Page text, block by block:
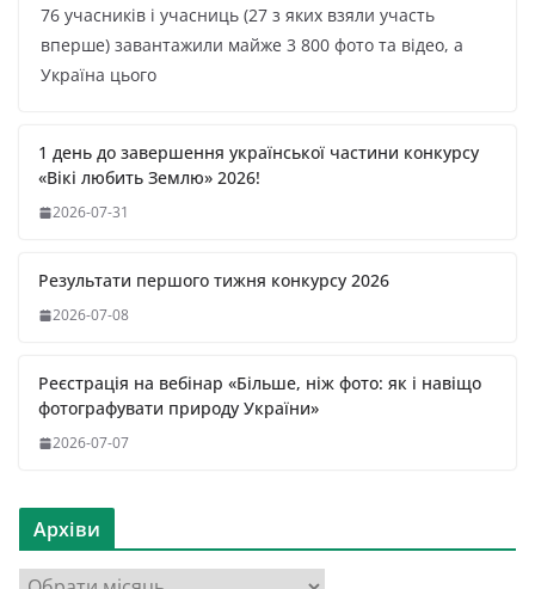
76 учасників і учасниць (27 з яких взяли участь
вперше) завантажили майже 3 800 фото та відео, а
Україна цього
1 день до завершення української частини конкурсу
«Вікі любить Землю» 2026!
2026-07-31
Результати першого тижня конкурсу 2026
2026-07-08
Реєстрація на вебінар «Більше, ніж фото: як і навіщо
фотографувати природу України»
2026-07-07
Архіви